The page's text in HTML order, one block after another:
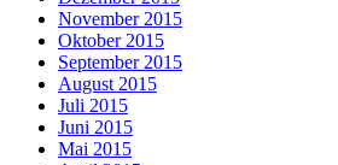
November 2015
Oktober 2015
September 2015
August 2015
Juli 2015
Juni 2015
Mai 2015